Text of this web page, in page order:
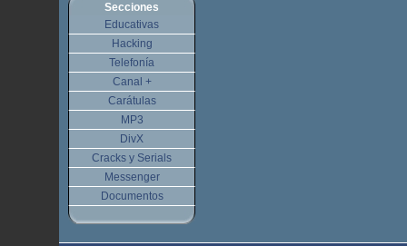
Secciones
Educativas
Hacking
Telefonía
Canal +
Carátulas
MP3
DivX
Cracks y Serials
Messenger
Documentos